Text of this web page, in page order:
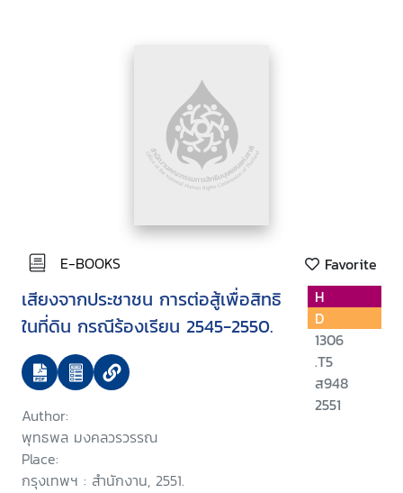
E-BOOKS Favorite
เสียงจากประชาชน การต่อสู้เพื่อสิทธิ
ในที่ดิน กรณีร้องเรียน 2545-2550.
Author:
พุทธพล มงคลวรวรรณ
Place:
กรุงเทพฯ : สำนักงาน, 2551.
H
D
1306
.T5
ส948
2551